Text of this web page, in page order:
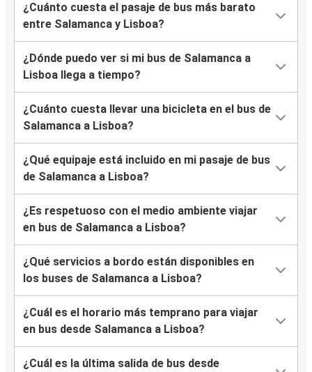
¿Cuánto cuesta el pasaje de bus más barato
entre Salamanca y Lisboa?
¿Dónde puedo ver si mi bus de Salamanca a
Lisboa llega a tiempo?
¿Cuánto cuesta llevar una bicicleta en el bus de
Salamanca a Lisboa?
¿Qué equipaje está incluido en mi pasaje de bus
de Salamanca a Lisboa?
¿Es respetuoso con el medio ambiente viajar
en bus de Salamanca a Lisboa?
¿Qué servicios a bordo están disponibles en
los buses de Salamanca a Lisboa?
¿Cuál es el horario más temprano para viajar
en bus desde Salamanca a Lisboa?
¿Cuál es la última salida de bus desde